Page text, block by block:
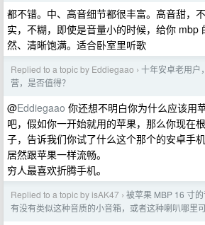
都不错。中、高音细节都很丰富。高音甜，
实，不糊，即使是音量小的时候，给你 mbp
然、清晰饱满。适合卧室里听歌
Replied to a topic by Eddiegaao › 十年安卓老用户
营，是否值得？
@Eddiegaao 你还想不明白你为什么应该用
吧，假如你一开始就用的苹果，那么你现在
子，告诉我们你试了什么这个那个的安卓手
居然跟苹果一样流畅。
穷人最喜欢折腾手机。
Replied to a topic by isAK47 › 被苹果 MBP 16 寸的
有没有类似这种音质的小音箱，或者这种喇叭哪里